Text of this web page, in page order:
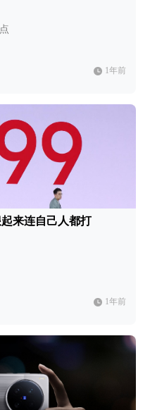
1年前
来连自己人都打
1年前